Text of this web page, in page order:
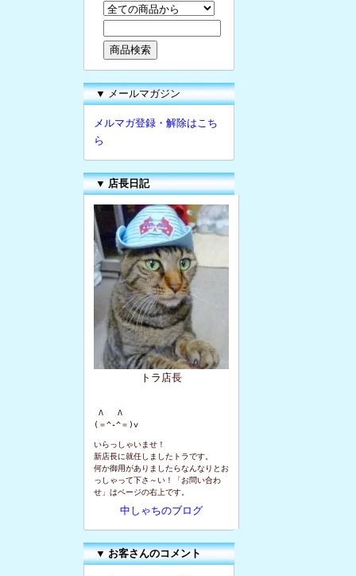
▼ メールマガジン
メルマガ登録・解除はこち
ら
▼ 店長日記
トラ店長
Λ   Λ
(＝^-^＝)v
いらっしゃいませ！
新店長に就任しましたトラです。
何か御用がありましたらなんなりとお
っしゃって下さ～い！「お問い合わ
せ」はページの右上です。
中しゃちのブログ
▼お客さんのコメント